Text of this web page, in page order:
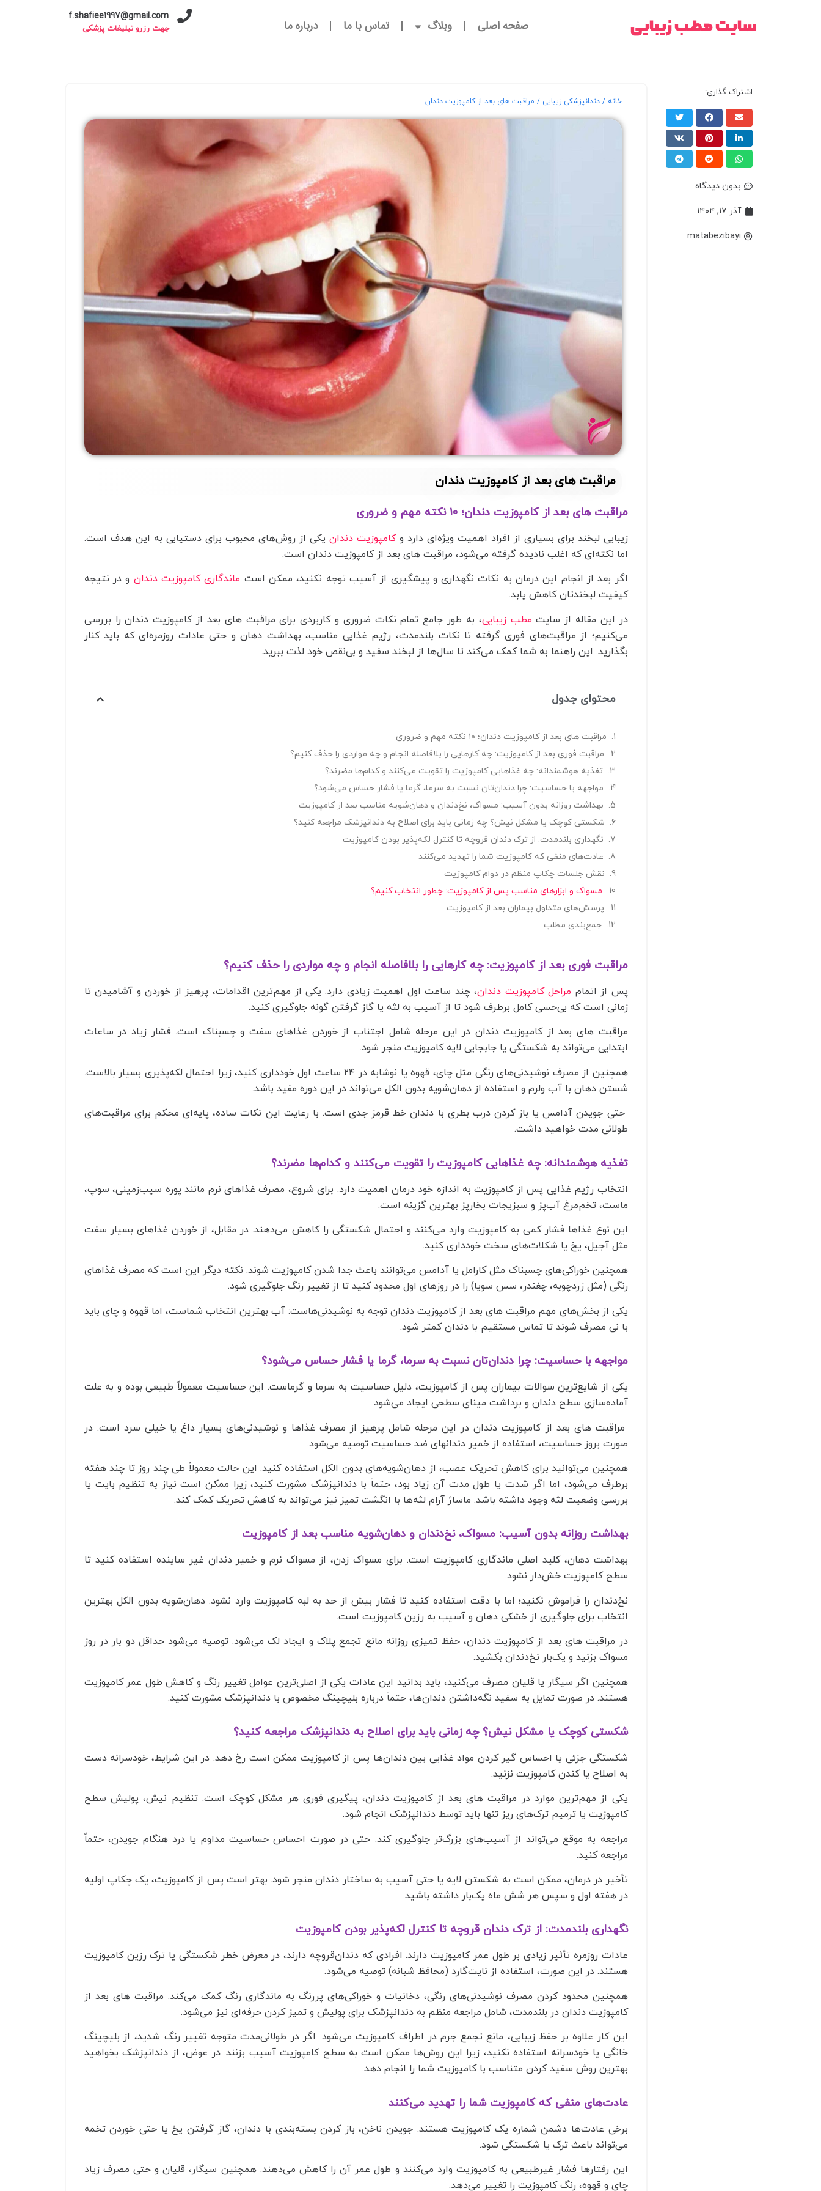
سایت مطب زیبایی صفحه اصلی وبلاگ تماس با ما درباره ما
f.shafiee1997@gmail.com
جهت رزرو تبلیغات پزشکی
اشتراک گذاری:
بدون دیدگاه
آذر ۱۷, ۱۴۰۴
matabezibayi
خانه /دندانپزشکی زیبایی / مراقبت های بعد از کامپوزیت دندان
مراقبت های بعد از کامپوزیت دندان
مراقبت های بعد از کامپوزیت دندان؛ ۱۰ نکته مهم و ضروری
زیبایی لبخند برای بسیاری از افراد اهمیت ویژه‌ای دارد وکامپوزیت دندان یکی از روش‌های محبوب برای دستیابی به این هدف است.
اما نکته‌ای که اغلب نادیده گرفته می‌شود، مراقبت‌ های بعد از کامپوزیت دندان است.
اگر بعد از انجام این درمان به نکات نگهداری و پیشگیری از آسیب توجه نکنید، ممکن است ماندگاری کامپوزیت دندان و در نتیجه
کیفیت لبخندتان کاهش یابد.
در این مقاله از سایت مطب زیبایی، به طور جامع تمام نکات ضروری و کاربردی برای مراقبت های بعد از کامپوزیت دندان را بررسی
می‌کنیم؛ از مراقبت‌های فوری گرفته تا نکات بلندمدت، رژیم غذایی مناسب، بهداشت دهان و حتی عادات روزمره‌ای که باید کنار
بگذارید. این راهنما به شما کمک می‌کند تا سال‌ها از لبخند سفید و بی‌نقص خود لذت ببرید.
محتوای جدول
مراقبت های بعد از کامپوزیت دندان؛ ۱۰ نکته مهم و ضروری
مراقبت‌ فوری بعد از کامپوزیت: چه کارهایی را بلافاصله انجام و چه مواردی را حذف کنیم؟
تغذیه هوشمندانه: چه غذاهایی کامپوزیت را تقویت می‌کنند و کدام‌ها مضرند؟
مواجهه با حساسیت: چرا دندان‌تان نسبت به سرما، گرما یا فشار حساس می‌شود؟
بهداشت روزانه بدون آسیب: مسواک، نخ‌دندان و دهان‌شویه مناسب بعد از کامپوزیت
شکستی کوچک یا مشکل نیش؟ چه زمانی باید برای اصلاح به دندانپزشک مراجعه کنید؟
نگهداری بلندمدت: از ترک دندان قروچه تا کنترل لکه‌پذیر بودن کامپوزیت
عادت‌های منفی که کامپوزیت شما را تهدید می‌کنند
نقش جلسات چکاپ منظم در دوام کامپوزیت
مسواک و ابزارهای مناسب پس از کامپوزیت: چطور انتخاب کنیم؟
پرسش‌های متداول بیماران بعد از کامپوزیت
جمع‌بندی مطلب
مراقبت‌ فوری بعد از کامپوزیت: چه کارهایی را بلافاصله انجام و چه مواردی را حذف کنیم؟
پس از اتمام مراحل کامپوزیت دندان، چند ساعت اول اهمیت زیادی دارد. یکی از مهم‌ترین اقدامات، پرهیز از خوردن و آشامیدن تا
زمانی است که بی‌حسی کامل برطرف شود تا از آسیب به لثه یا گاز گرفتن گونه جلوگیری کنید.
مراقبت‌ های بعد از کامپوزیت دندان در این مرحله شامل اجتناب از خوردن غذاهای سفت و چسبناک است. فشار زیاد در ساعات
ابتدایی می‌تواند به شکستگی یا جابجایی لایه کامپوزیت منجر شود.
همچنین از مصرف نوشیدنی‌های رنگی مثل چای، قهوه یا نوشابه در ۲۴ ساعت اول خودداری کنید، زیرا احتمال لکه‌پذیری بسیار بالاست.
شستن دهان با آب ولرم و استفاده از دهان‌شویه بدون الکل می‌تواند در این دوره مفید باشد.
حتی جویدن آدامس یا باز کردن درب بطری با دندان خط قرمز جدی است. با رعایت این نکات ساده، پایه‌ای محکم برای مراقبت‌های
طولانی‌ مدت خواهید داشت.
تغذیه هوشمندانه: چه غذاهایی کامپوزیت را تقویت می‌کنند و کدام‌ها مضرند؟
انتخاب رژیم غذایی پس از کامپوزیت به اندازه خود درمان اهمیت دارد. برای شروع، مصرف غذاهای نرم مانند پوره سیب‌زمینی، سوپ،
ماست، تخم‌مرغ آب‌پز و سبزیجات بخارپز بهترین گزینه است.
این نوع غذاها فشار کمی به کامپوزیت وارد می‌کنند و احتمال شکستگی را کاهش می‌دهند. در مقابل، از خوردن غذاهای بسیار سفت
مثل آجیل، یخ یا شکلات‌های سخت خودداری کنید.
همچنین خوراکی‌های چسبناک مثل کارامل یا آدامس می‌توانند باعث جدا شدن کامپوزیت شوند. نکته دیگر این است که مصرف غذاهای
رنگی (مثل زردچوبه، چغندر، سس سویا) را در روزهای اول محدود کنید تا از تغییر رنگ جلوگیری شود.
یکی از بخش‌های مهم مراقبت‌ های بعد از کامپوزیت دندان توجه به نوشیدنی‌هاست: آب بهترین انتخاب شماست، اما قهوه و چای باید
با نی مصرف شوند تا تماس مستقیم با دندان کمتر شود.
مواجهه با حساسیت: چرا دندان‌تان نسبت به سرما، گرما یا فشار حساس می‌شود؟
یکی از شایع‌ترین سوالات بیماران پس از کامپوزیت، دلیل حساسیت به سرما و گرماست. این حساسیت معمولاً طبیعی بوده و به علت
آماده‌سازی سطح دندان و برداشت مینای سطحی ایجاد می‌شود.
مراقبت‌ های بعد از کامپوزیت دندان در این مرحله شامل پرهیز از مصرف غذاها و نوشیدنی‌های بسیار داغ یا خیلی سرد است. در
صورت بروز حساسیت، استفاده از خمیر دندانهای ضد حساسیت توصیه می‌شود.
همچنین می‌توانید برای کاهش تحریک عصب، از دهان‌شویه‌های بدون الکل استفاده کنید. این حالت معمولاً طی چند روز تا چند هفته
برطرف می‌شود، اما اگر شدت یا طول مدت آن زیاد بود، حتماً با دندانپزشک مشورت کنید، زیرا ممکن است نیاز به تنظیم بایت یا
بررسی وضعیت لثه وجود داشته باشد. ماساژ آرام لثه‌ها با انگشت تمیز نیز می‌تواند به کاهش تحریک کمک کند.
بهداشت روزانه بدون آسیب: مسواک، نخ‌دندان و دهان‌شویه مناسب بعد از کامپوزیت
بهداشت دهان، کلید اصلی ماندگاری کامپوزیت است. برای مسواک زدن، از مسواک نرم و خمیر دندان غیر ساینده استفاده کنید تا
سطح کامپوزیت خش‌دار نشود.
نخ‌دندان را فراموش نکنید؛ اما با دقت استفاده کنید تا فشار بیش از حد به لبه کامپوزیت وارد نشود. دهان‌شویه بدون الکل بهترین
انتخاب برای جلوگیری از خشکی دهان و آسیب به رزین کامپوزیت است.
در مراقبت‌ های بعد از کامپوزیت دندان، حفظ تمیزی روزانه مانع تجمع پلاک و ایجاد لک می‌شود. توصیه می‌شود حداقل دو بار در روز
مسواک بزنید و یک‌بار نخ‌دندان بکشید.
همچنین اگر سیگار یا قلیان مصرف می‌کنید، باید بدانید این عادات یکی از اصلی‌ترین عوامل تغییر رنگ و کاهش طول عمر کامپوزیت
هستند. در صورت تمایل به سفید نگه‌داشتن دندان‌ها، حتماً درباره بلیچینگ مخصوص با دندانپزشک مشورت کنید.
شکستی کوچک یا مشکل نیش؟ چه زمانی باید برای اصلاح به دندانپزشک مراجعه کنید؟
شکستگی جزئی یا احساس گیر کردن مواد غذایی بین دندان‌ها پس از کامپوزیت ممکن است رخ دهد. در این شرایط، خودسرانه دست
به اصلاح یا کندن کامپوزیت نزنید.
یکی از مهم‌ترین موارد در مراقبت‌ های بعد از کامپوزیت دندان، پیگیری فوری هر مشکل کوچک است. تنظیم نیش، پولیش سطح
کامپوزیت یا ترمیم ترک‌های ریز تنها باید توسط دندانپزشک انجام شود.
مراجعه به موقع می‌تواند از آسیب‌های بزرگ‌تر جلوگیری کند. حتی در صورت احساس حساسیت مداوم یا درد هنگام جویدن، حتماً
مراجعه کنید.
تأخیر در درمان، ممکن است به شکستن لایه یا حتی آسیب به ساختار دندان منجر شود. بهتر است پس از کامپوزیت، یک چکاپ اولیه
در هفته اول و سپس هر شش ماه یک‌بار داشته باشید.
نگهداری بلندمدت: از ترک دندان قروچه تا کنترل لکه‌پذیر بودن کامپوزیت
عادات روزمره تأثیر زیادی بر طول عمر کامپوزیت دارند. افرادی که دندان‌قروچه دارند، در معرض خطر شکستگی یا ترک رزین کامپوزیت
هستند. در این صورت، استفاده از نایت‌گارد (محافظ شبانه) توصیه می‌شود.
همچنین محدود کردن مصرف نوشیدنی‌های رنگی، دخانیات و خوراکی‌های پررنگ به ماندگاری رنگ کمک می‌کند. مراقبت‌ های بعد از
کامپوزیت دندان در بلندمدت، شامل مراجعه منظم به دندانپزشک برای پولیش و تمیز کردن حرفه‌ای نیز می‌شود.
این کار علاوه بر حفظ زیبایی، مانع تجمع جرم در اطراف کامپوزیت می‌شود. اگر در طولانی‌مدت متوجه تغییر رنگ شدید، از بلیچینگ
خانگی یا خودسرانه استفاده نکنید، زیرا این روش‌ها ممکن است به سطح کامپوزیت آسیب بزنند. در عوض، از دندانپزشک بخواهید
بهترین روش سفید کردن متناسب با کامپوزیت شما را انجام دهد.
عادت‌های منفی که کامپوزیت شما را تهدید می‌کنند
برخی عادت‌ها دشمن شماره یک کامپوزیت هستند. جویدن ناخن، باز کردن بسته‌بندی با دندان، گاز گرفتن یخ یا حتی خوردن تخمه
می‌تواند باعث ترک یا شکستگی شود.
این رفتارها فشار غیرطبیعی به کامپوزیت وارد می‌کنند و طول عمر آن را کاهش می‌دهند. همچنین سیگار، قلیان و حتی مصرف زیاد
چای و قهوه، رنگ کامپوزیت را تغییر می‌دهد.